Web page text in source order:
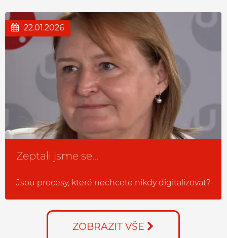
22.01.2026
Zeptali jsme se...
Jsou procesy, které nechcete nikdy digitalizovat?
ZOBRAZIT VŠE